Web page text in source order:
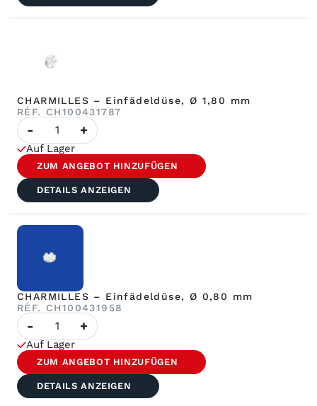
CHARMILLES – Einfädeldüse, Ø 1,80 mm
RÉF. CH100431787
Anzahl
CHARMILLES
–
Einfädeldüse
ø
1,80
mm
- +
Auf Lager
ZUM ANGEBOT HINZUFÜGEN
DETAILS ANZEIGEN
CHARMILLES – Einfädeldüse, Ø 0,80 mm
RÉF. CH100431958
Anzahl
CHARMILLES
–
Einfädeldüse
ø
0,80
mm
- +
Auf Lager
ZUM ANGEBOT HINZUFÜGEN
DETAILS ANZEIGEN